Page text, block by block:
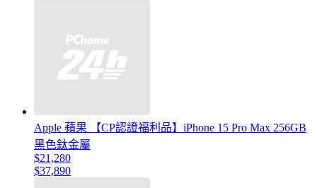
Apple 蘋果 【CP認證福利品】iPhone 15 Pro Max 256GB
黑色鈦金屬
$21,280
$37,890